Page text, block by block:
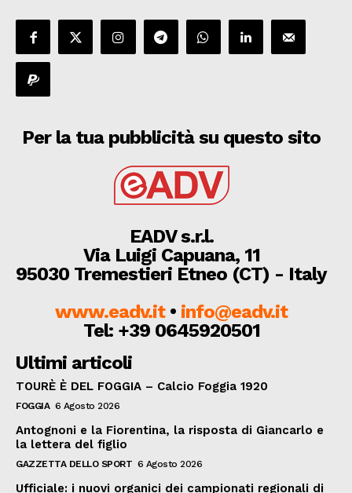
Per la tua pubblicità su questo sito
EADV s.r.l.
Via Luigi Capuana, 11
95030 Tremestieri Etneo (CT) - Italy
www.eadv.it• info@eadv.it
Tel: +39 0645920501
Ultimi articoli
TOURÈ È DEL FOGGIA – Calcio Foggia 1920
FOGGIA 6 Agosto 2026
Antognoni e la Fiorentina, la risposta di Giancarlo e
la lettera del figlio
GAZZETTA DELLO SPORT 6 Agosto 2026
Ufficiale: i nuovi organici dei campionati regionali di